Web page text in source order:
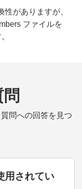
がありますが、
ファイルを
問への回答を見つ
用されてい